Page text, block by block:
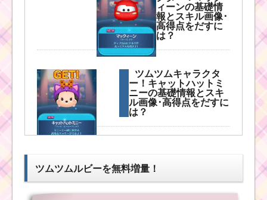
ツムツム！警察
官ジュディの使
い方とスキル動
画｜スキル1でも
ツム消去数が多
い
ツムツム！ルミエール
の使い方とスキル動画
｜初心者向きで使いや
すい
クター！ルーク
の基礎情報とス
ィーンの基礎情
報とスキル画像･
高得点をだすに
は？
ツムツムキャラクタ
ー！キャットハットミ
ニーの基礎情報とスキ
ル画像･高得点をだすに
は？
の基礎情報とスキル画
ツムツムルビーを無料増量！